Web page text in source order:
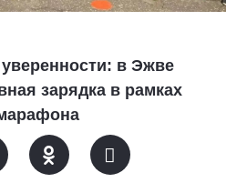
в Эжве
зарядка в рамках